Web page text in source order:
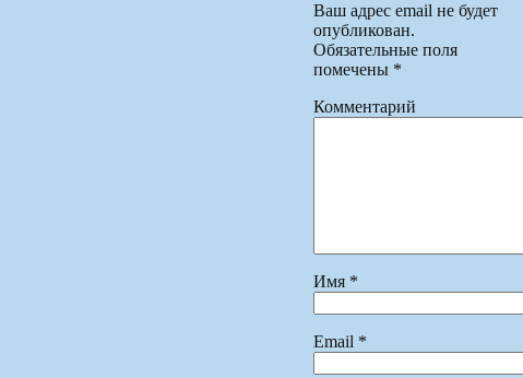
Ваш адрес email не будет
опубликован.
Обязательные поля
помечены *
Комментарий
Имя *
Email *